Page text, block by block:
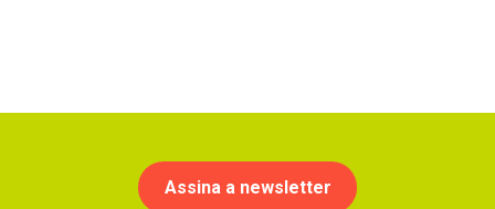
Assina a newsletter